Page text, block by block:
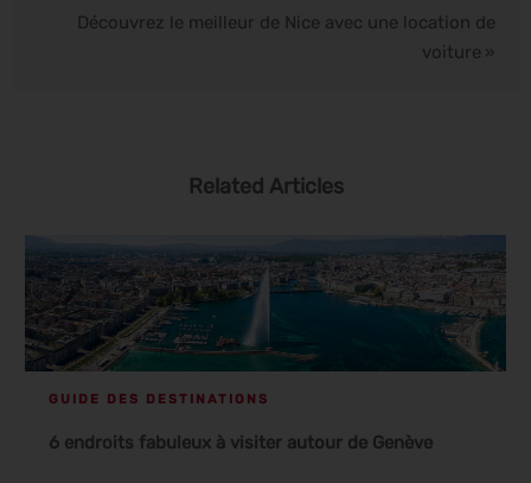
Découvrez le meilleur de Nice avec une location de
voiture »
Related Articles
GUIDE DES DESTINATIONS
6 endroits fabuleux à visiter autour de Genève